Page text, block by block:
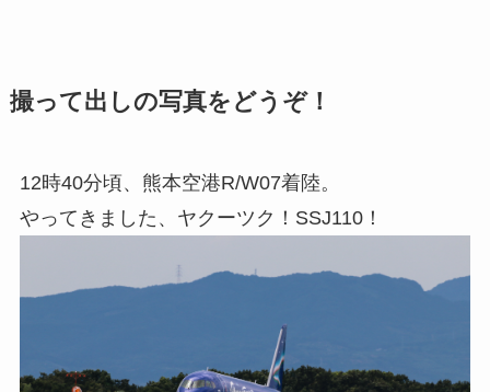
撮って出しの写真をどうぞ！
12時40分頃、熊本空港R/W07着陸。
やってきました、ヤクーツク！SSJ110！